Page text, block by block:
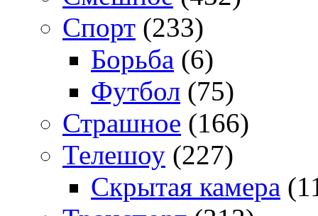
Спорт (233)
Борьба (6)
Футбол (75)
Страшное (166)
Телешоу (227)
Скрытая камера